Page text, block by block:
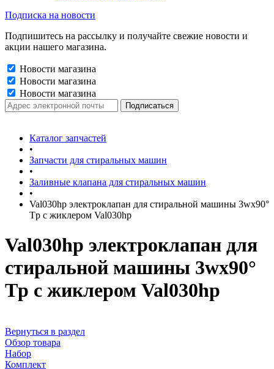
Подписка на новости
Подпишитесь на рассылку и получайте свежие новости и
акции нашего магазина.
Новости магазина
Новости магазина
Новости магазина
Каталог запчастей
•
Запчасти для стиральных машин
•
Заливные клапана для стиральных машин
•
Val030hp электроклапан для стиральной машины 3wx90°
Tp с жиклером Val030hp
Val030hp электроклапан для
стиральной машины 3wx90°
Tp с жиклером Val030hp
Вернуться в раздел
Обзор товара
Набор
Комплект